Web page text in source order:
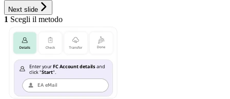
Next slide
1 Scegli il metodo